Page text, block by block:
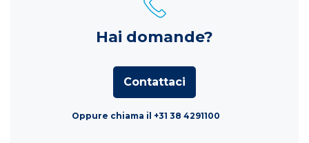
Hai domande?
Contattaci
Oppure chiama il +31 38 4291100